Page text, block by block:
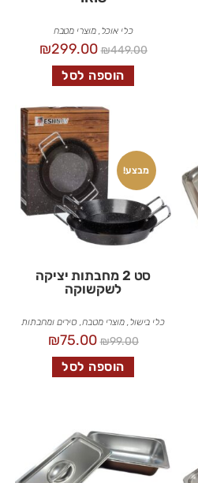
כלי אוכל,מוצרי מטבח
₪449.00
₪299.00
הוספה לסל
מבצע!
סט 2 מחבתות יציקה
לשקשוקה
כלי בישול מוצרי מטבח סירים ומחבתות
₪99.00
₪75.00
הוספה לסל